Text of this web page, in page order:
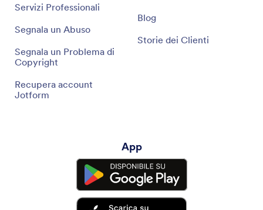
Servizi Professionali
Segnala un Abuso
Segnala un Problema di
Copyright
Recupera account
Jotform
Blog
Storie dei Clienti
App